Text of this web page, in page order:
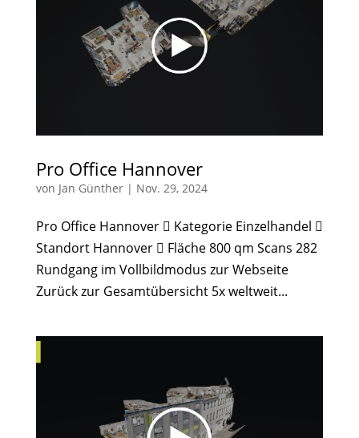
Pro Office Hannover
von Jan Günther| Nov. 29, 2024
Pro Office Hannover  Kategorie Einzelhandel 
Standort Hannover  Fläche 800 qm Scans 282
Rundgang im Vollbildmodus zur Webseite
Zurück zur Gesamtübersicht 5x weltweit...